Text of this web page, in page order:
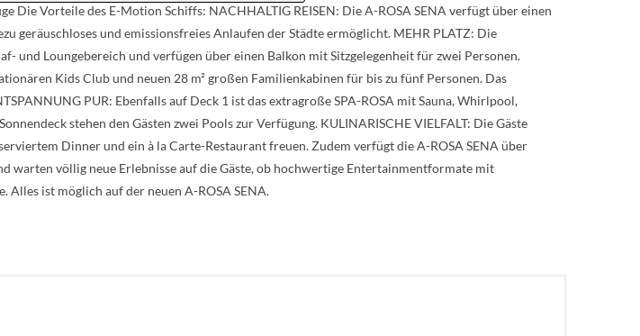
Die Vorteile des E-Motion Schiffs: NACHHALTIG REISEN: Die A-ROSA SENA verfügt über einen
geräuschloses und emissionsfreies Anlaufen der Städte ermöglicht. MEHR PLATZ: Die
und Loungebereich und verfügen über einen Balkon mit Sitzgelegenheit für zwei Personen.
Kids Club und neuen 28 m² großen Familienkabinen für bis zu fünf Personen. Das
PUR: Ebenfalls auf Deck 1 ist das extragroße SPA-ROSA mit Sauna, Whirlpool,
stehen den Gästen zwei Pools zur Verfügung. KULINARISCHE VIELFALT: Die Gäste
Dinner und ein à la Carte-Restaurant freuen. Zudem verfügt die A-ROSA SENA über
warten völlig neue Erlebnisse auf die Gäste, ob hochwertige Entertainmentformate mit
Alles ist möglich auf der neuen A-ROSA SENA.